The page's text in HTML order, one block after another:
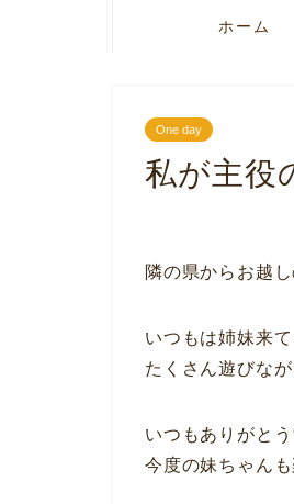
ホーム
One day
私が主役
隣の県からお越
いつもは姉妹来
たくさん遊びな
いつもありがと
今度の妹ちゃん